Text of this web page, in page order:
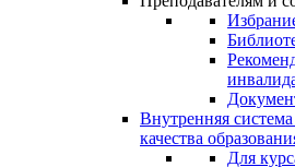
Внутренняя
качества
Для